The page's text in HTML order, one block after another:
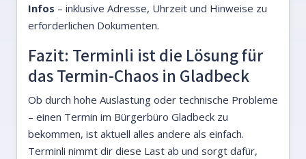
Infos – inklusive Adresse, Uhrzeit und Hinweise zu
erforderlichen Dokumenten.
Fazit: Terminli ist die Lösung für
das Termin-Chaos in Gladbeck
Ob durch hohe Auslastung oder technische Probleme
– einen Termin im Bürgerbüro Gladbeck zu
bekommen, ist aktuell alles andere als einfach.
Terminli nimmt dir diese Last ab und sorgt dafür,